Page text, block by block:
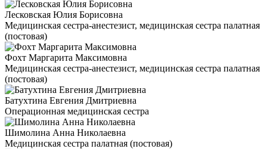
Лесковская Юлия Борисовна
Медицинская сестра-анестезист, медицинская сестра палатная
(постовая)
Фохт Маргарита Максимовна
Медицинская сестра-анестезист, медицинская сестра палатная
(постовая)
Батухтина Евгения Дмитриевна
Операционная медицинская сестра
Шимолина Анна Николаевна
Медицинская сестра палатная (постовая)